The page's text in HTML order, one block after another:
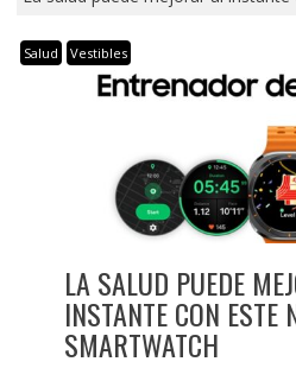
Salud Vestibles
LA SALUD PUEDE
INSTANTE CON ESTE
SMARTWATCH